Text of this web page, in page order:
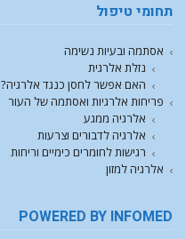
תחומי טיפול
אסתמה ובעיות נשימה
נזלת אלרגית
האם אפשר לחסן כנגד אלרגיה?
פריחות אלרגיות ואסתמה של העור
אלרגיה ממגע
אלרגיה לדבורים וצרעות
רגישות לחומרים כימיים וריחות
אלרגיה למזון
POWERED BY INFOMED